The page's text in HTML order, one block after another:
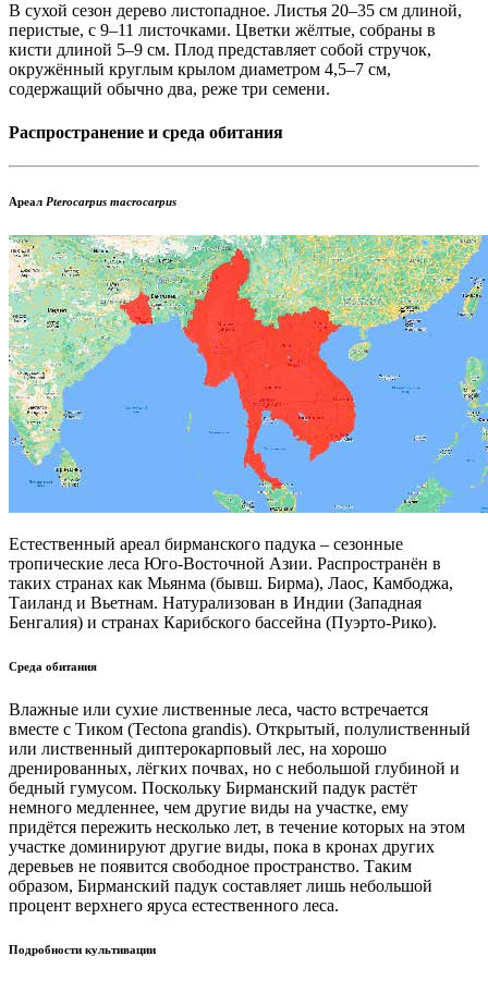
В сухой сезон дерево листопадное. Листья 20–35 см длиной,
перистые, с 9–11 листочками. Цветки жёлтые, собраны в
кисти длиной 5–9 см. Плод представляет собой стручок,
окружённый круглым крылом диаметром 4,5–7 см,
содержащий обычно два, реже три семени.
Распространение и среда обитания
Ареал Pterocarpus macrocarpus
Естественный ареал бирманского падука – сезонные
тропические леса Юго-Восточной Азии. Распространён в
таких странах как Мьянма (бывш. Бирма), Лаос, Камбоджа,
Таиланд и Вьетнам. Натурализован в Индии (Западная
Бенгалия) и странах Карибского бассейна (Пуэрто-Рико).
Среда обитания
Влажные или сухие лиственные леса, часто встречается
вместе с Тиком (Tectona grandis). Открытый, полулиственный
или лиственный диптерокарповый лес, на хорошо
дренированных, лёгких почвах, но с небольшой глубиной и
бедный гумусом. Поскольку Бирманский падук растёт
немного медленнее, чем другие виды на участке, ему
придётся пережить несколько лет, в течение которых на этом
участке доминируют другие виды, пока в кронах других
деревьев не появится свободное пространство. Таким
образом, Бирманский падук составляет лишь небольшой
процент верхнего яруса естественного леса.
Подробности культивации